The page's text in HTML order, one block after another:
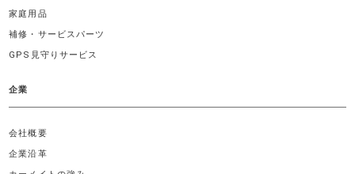
家庭用品
補修・サービスパーツ
GPS見守りサービス
企業
会社概要
企業沿革